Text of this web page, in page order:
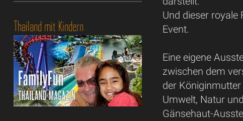
Und dieser
Event.
Eine eigene
zwischen dem
der
Umwelt, Natur
Gänsehaut-
Thailand mit Kindern